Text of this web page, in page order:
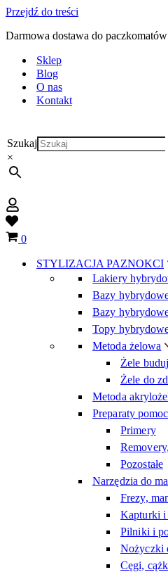
Przejdź do treści
Darmowa dostawa do
Sklep
Blog
O nas
Kontakt
Szukaj
×
Wish
listKoszyk
0
STYLIZACJA PAZNOKCI
Lakiery
Bazy
Bazy
Topy
Metoda żelowa
Żele
Żele do
Metoda
Preparaty
Primery
Pozostałe
Narzędzia do
Frezy,
Kapturki i
Pilniki i
Nożyczki
Cęgi,